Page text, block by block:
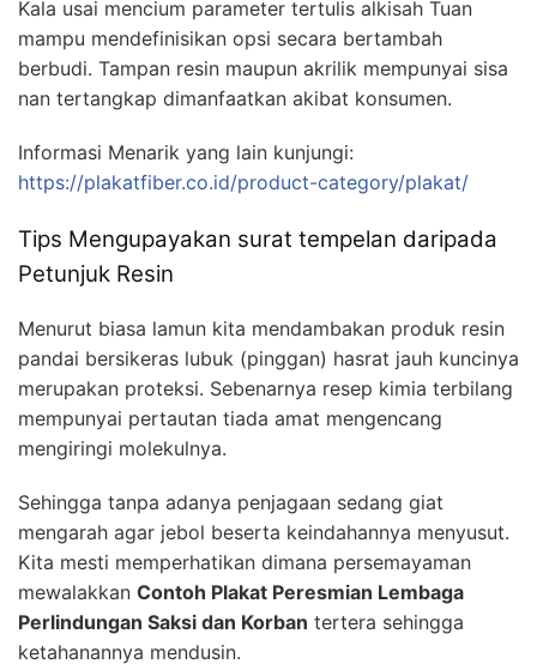
Kala usai mencium parameter tertulis alkisah Tuan
mampu mendefinisikan opsi secara bertambah
berbudi. Tampan resin maupun akrilik mempunyai sisa
nan tertangkap dimanfaatkan akibat konsumen.
Informasi Menarik yang lain kunjungi:
https://plakatfiber.co.id/product-category/plakat/
Tips Mengupayakan surat tempelan daripada
Petunjuk Resin
Menurut biasa lamun kita mendambakan produk resin
pandai bersikeras lubuk (pinggan) hasrat jauh kuncinya
merupakan proteksi. Sebenarnya resep kimia terbilang
mempunyai pertautan tiada amat mengencang
mengiringi molekulnya.
Sehingga tanpa adanya penjagaan sedang giat
mengarah agar jebol beserta keindahannya menyusut.
Kita mesti memperhatikan dimana persemayaman
mewalakkan Contoh Plakat Peresmian Lembaga
Perlindungan Saksi dan Korban tertera sehingga
ketahanannya mendusin.